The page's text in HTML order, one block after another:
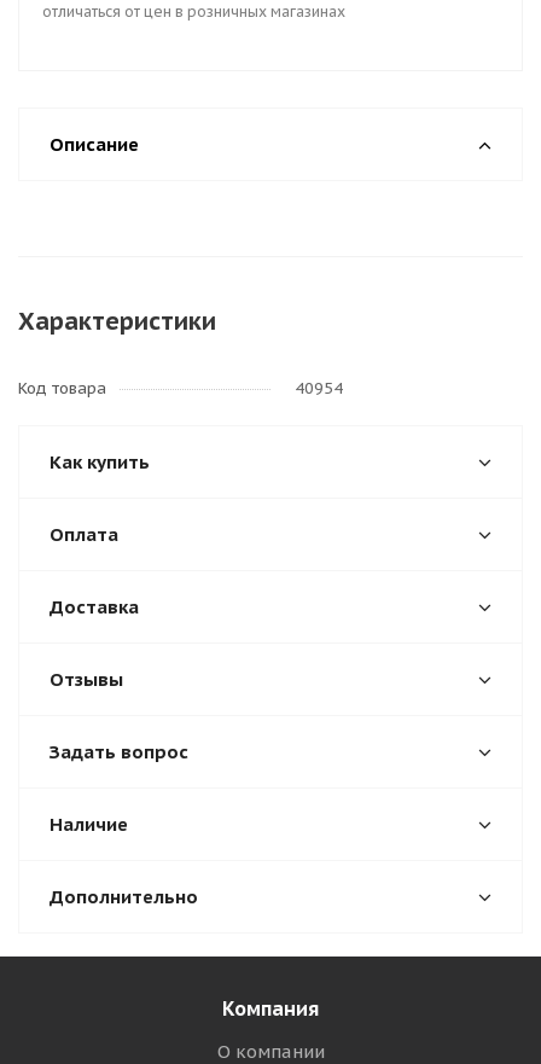
отличаться от цен в розничных магазинах
Описание
Характеристики
Код товара 40954
Как купить
Оплата
Доставка
Отзывы
Задать вопрос
Наличие
Дополнительно
Компания
О компании